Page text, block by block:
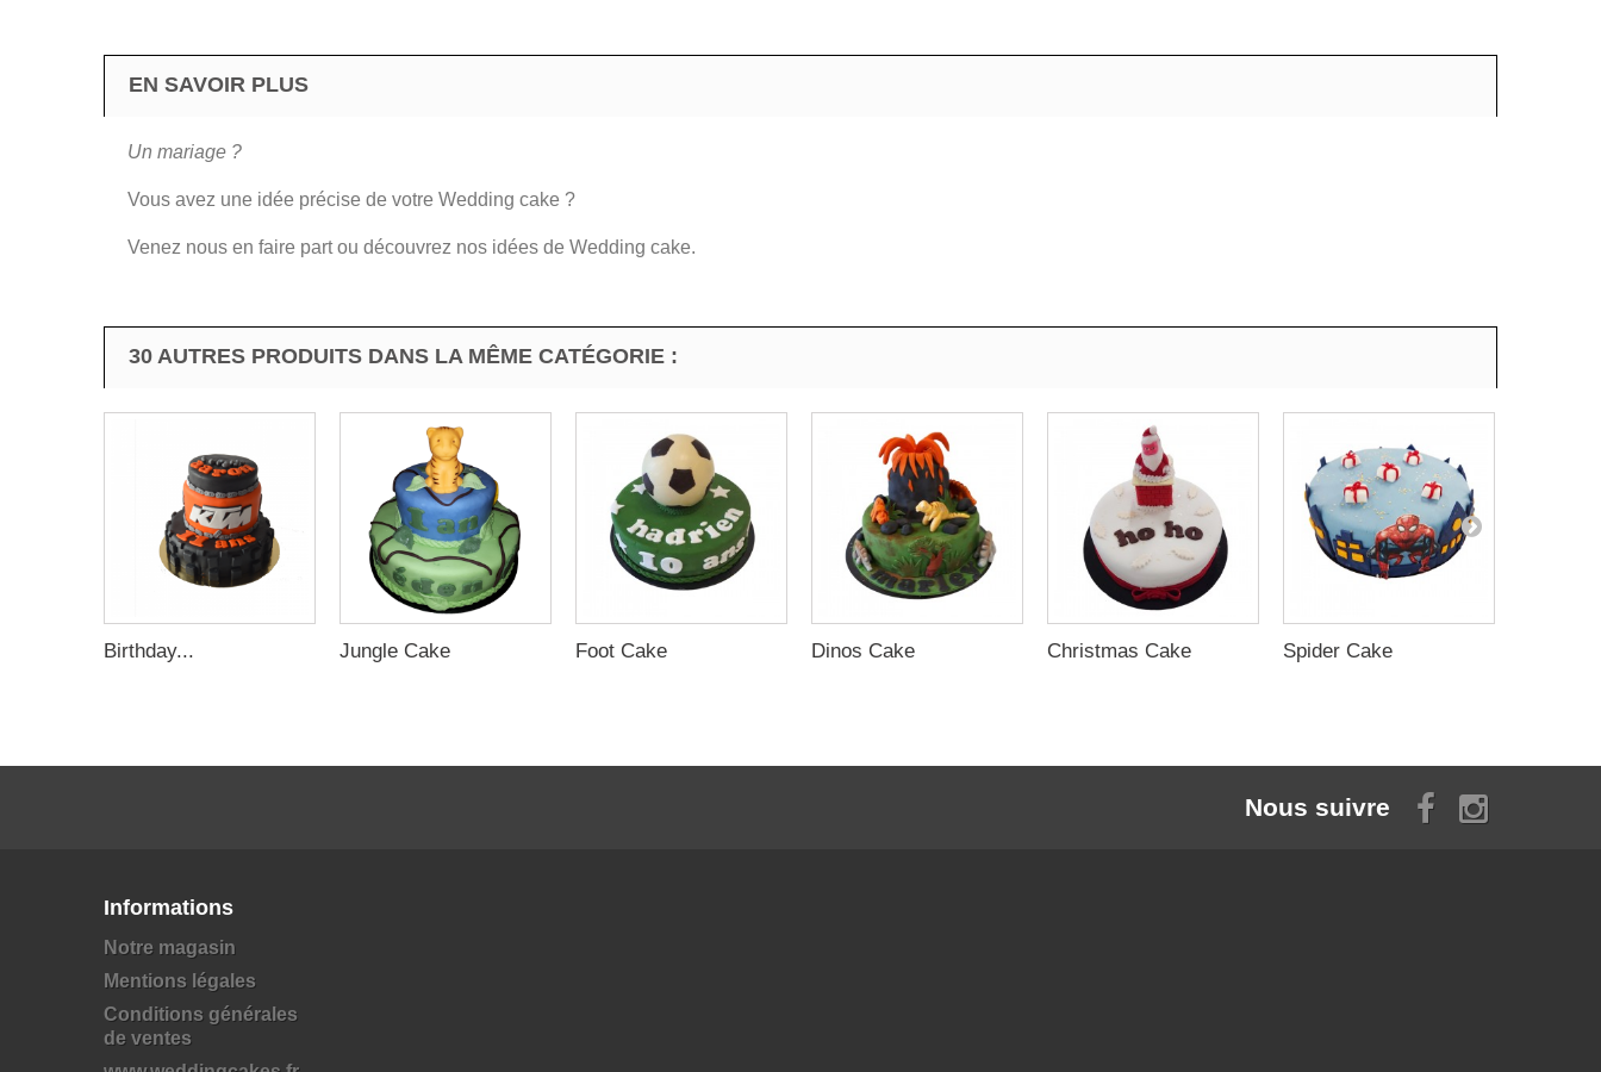
EN SAVOIR PLUS
Un mariage ?
Vous avez une idée précise de votre Wedding cake ?
Venez nous en faire part ou découvrez nos idées de Wedding cake.
30 AUTRES PRODUITS DANS LA MÊME CATÉGORIE :
Birthday... Jungle Cake Foot Cake Dinos Cake Christmas Cake Spider Cake
Nous suivre
Informations
Notre magasin
Mentions légales
Conditions générales
de ventes